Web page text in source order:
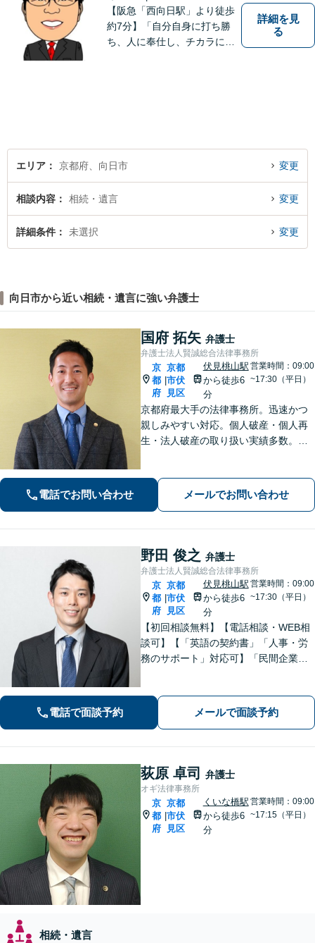
【阪急「西向日駅」より徒歩
約7分】「自分自身に打ち勝
ち、人に奉仕し、チカラにな
詳細を見
る
エリア 京都府、向日市 変更
相談内容 相続・遺言 変更
詳細条件 未選択 変更
向日市から近い相続・遺言に強い弁護士
国府 拓矢 弁護士
弁護士法人賢誠総合法律事務所
京
都
府
京都
市伏
見区
伏見桃山駅
から徒歩6
分
営業時間：09:00
~17:30（平日）
京都府最大手の法律事務所。迅速かつ
親しみやすい対応。個人破産・個人再
生・法人破産の取り扱い実績多数。
陵前駅・京阪中書島駅徒歩10分】
電話でお問い合わせ メールでお問い合わせ
野田 俊之 弁護士
弁護士法人賢誠総合法律事務所
京
都
府
京都
市伏
見区
伏見桃山駅
から徒歩6
分
営業時間：09:00
~17:30（平日）
【初回相談無料】【電話相談・WEB相
談可】【「英語の契約書」「人事・労
務のサポート」対応可】「民間企業へ
バイスで経営をサポートします！【休
日・夜間相談あり】
電話で面談予約 メールで面談予約
荻原 卓司 弁護士
オギ法律事務所
京
都
府
京都
市伏
見区
くいな橋駅
から徒歩6
分
営業時間：09:00
~17:15（平日）
相続・遺言